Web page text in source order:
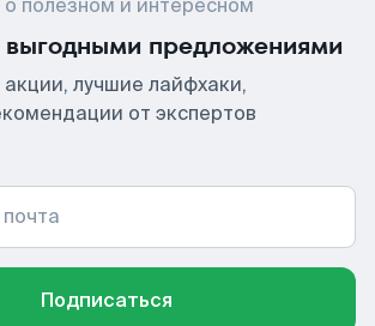
полезном и интересном
предложениями
лучшие лайфхаки,
от экспертов
Подписаться